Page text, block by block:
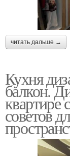
читать дальше →
Кухня
балкон.
советов